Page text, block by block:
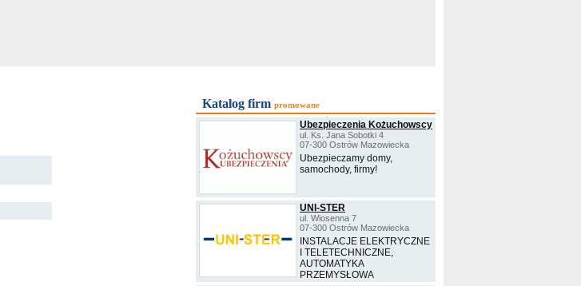
Katalog firm promowane
Ubezpieczenia Kożuchowscy
ul. Ks. Jana Sobotki 4
07-300 Ostrów Mazowiecka
Ubezpieczamy domy,
samochody, firmy!
UNI-STER
ul. Wiosenna 7
07-300 Ostrów Mazowiecka
INSTALACJE ELEKTRYCZNE
I TELETECHNICZNE,
AUTOMATYKA
PRZEMYSŁOWA